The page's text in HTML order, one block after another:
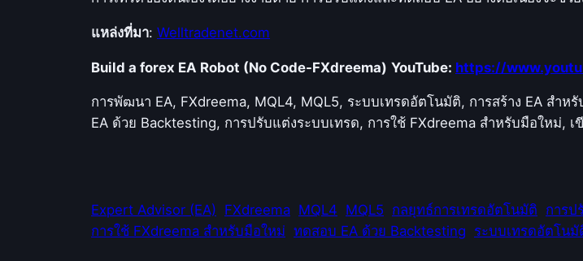
แหล่งที่มา: Welltradenet.com
Build a forex EA Robot (No Code-FXdreema) YouTube: https://
การพัฒนา EA, FXdreema, MQL4, MQL5, ระบบเทรดอัตโนมัติ, การสร้าง EA สำ
EA ด้วย Backtesting, การปรับแต่งระบบเทรด, การใช้ FXdreema สำหรับมือใหม่,
Expert Advisor (EA) FXdreema MQL4 MQL5 กลยุทธ์การเทรดอัตโนมัติ การป
การใช้ FXdreema สำหรับมือใหม่ ทดสอบ EA ด้วย Backtesting ระบบเทรดอัตโนมั